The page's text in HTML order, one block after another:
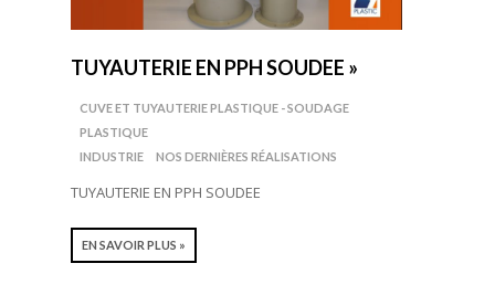
TUYAUTERIE EN PPH SOUDEE »
CUVE ET TUYAUTERIE PLASTIQUE - SOUDAGE
PLASTIQUE
INDUSTRIE
NOS DERNIÈRES RÉALISATIONS
TUYAUTERIE EN PPH SOUDEE
EN SAVOIR PLUS »